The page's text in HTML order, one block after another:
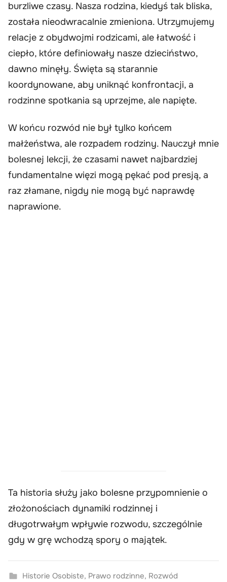
burzliwe czasy. Nasza rodzina, kiedyś tak bliska,
została nieodwracalnie zmieniona. Utrzymujemy
relacje z obydwojmi rodzicami, ale łatwość i
ciepło, które definiowały nasze dzieciństwo,
dawno minęły. Święta są starannie
koordynowane, aby uniknąć konfrontacji, a
rodzinne spotkania są uprzejme, ale napięte.
W końcu rozwód nie był tylko końcem
małżeństwa, ale rozpadem rodziny. Nauczył mnie
bolesnej lekcji, że czasami nawet najbardziej
fundamentalne więzi mogą pękać pod presją, a
raz złamane, nigdy nie mogą być naprawdę
naprawione.
Ta historia służy jako bolesne przypomnienie o
złożonościach dynamiki rodzinnej i
długotrwałym wpływie rozwodu, szczególnie
gdy w grę wchodzą spory o majątek.
Historie Osobiste, Prawo rodzinne, Rozwód